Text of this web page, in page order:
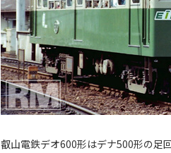
叡山電鉄デオ600形はデナ500形の足